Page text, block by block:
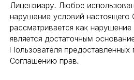
Лицензиару. Любое
нарушение условий настоящего
рассматривается как
является достаточным
Пользователя
Соглашению прав.